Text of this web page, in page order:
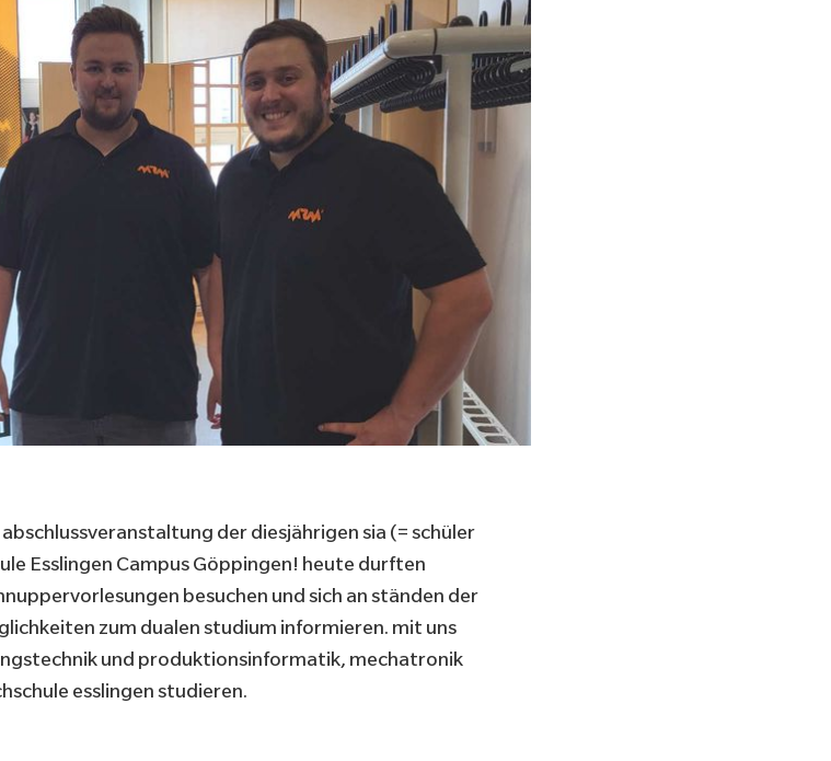
der diesjährigen sia (= schüler
Esslingen Campus Göppingen! heute durften
besuchen und sich an ständen der
zum dualen studium informieren. mit uns
und produktionsinformatik, mechatronik
esslingen studieren.